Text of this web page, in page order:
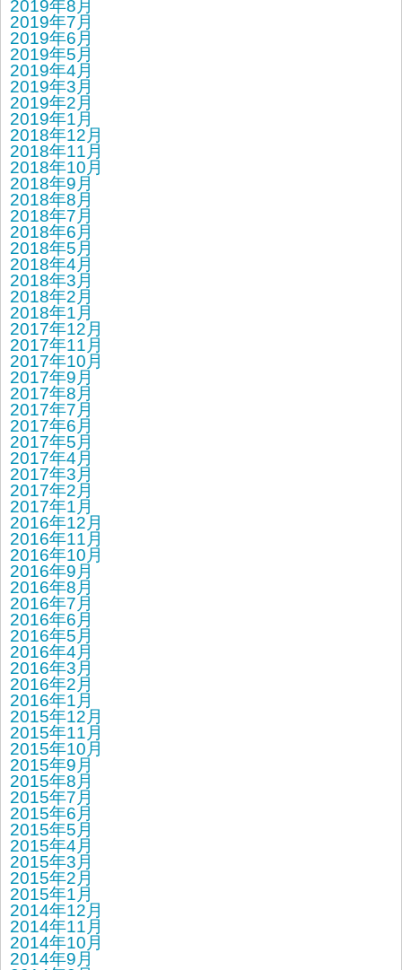
2019年8月
2019年7月
2019年6月
2019年5月
2019年4月
2019年3月
2019年2月
2019年1月
2018年12月
2018年11月
2018年10月
2018年9月
2018年8月
2018年7月
2018年6月
2018年5月
2018年4月
2018年3月
2018年2月
2018年1月
2017年12月
2017年11月
2017年10月
2017年9月
2017年8月
2017年7月
2017年6月
2017年5月
2017年4月
2017年3月
2017年2月
2017年1月
2016年12月
2016年11月
2016年10月
2016年9月
2016年8月
2016年7月
2016年6月
2016年5月
2016年4月
2016年3月
2016年2月
2016年1月
2015年12月
2015年11月
2015年10月
2015年9月
2015年8月
2015年7月
2015年6月
2015年5月
2015年4月
2015年3月
2015年2月
2015年1月
2014年12月
2014年11月
2014年10月
2014年9月